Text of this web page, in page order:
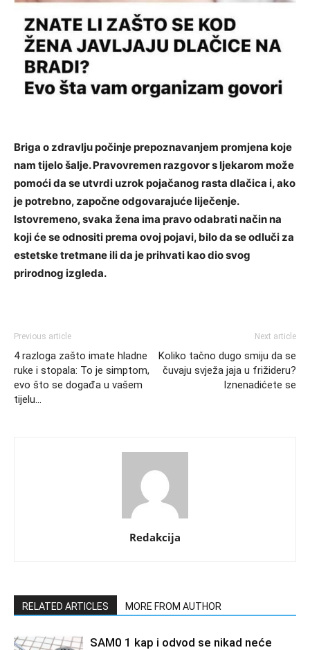
Briga o zdravlju počinje prepoznavanjem promjena koje
nam tijelo šalje. Pravovremen razgovor s ljekarom može
pomoći da se utvrdi uzrok pojačanog rasta dlačica i, ako
je potrebno, započne odgovarajuće liječenje.
Istovremeno, svaka žena ima pravo odabrati način na
koji će se odnositi prema ovoj pojavi, bilo da se odluči za
estetske tretmane ili da je prihvati kao dio svog
prirodnog izgleda.
Previous article
4 razloga zašto imate hladne
ruke i stopala: To je simptom,
evo što se događa u vašem
tijelu…
Next article
Koliko tačno dugo smiju da se
čuvaju svježa jaja u frižideru?
Iznenadićete se
Redakcija
RELATED ARTICLES MORE FROM AUTHOR
SAM0 1 kap i odvod se nikad neće